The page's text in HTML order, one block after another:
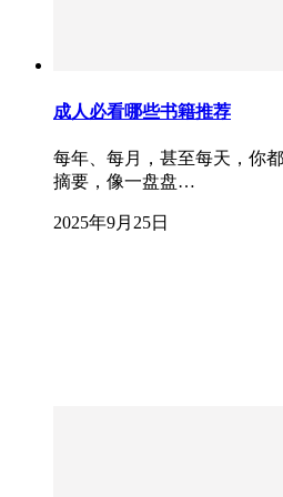
成人必看哪些书籍推荐
每年、每月，甚至每天，你
摘要，像一盘盘…
2025年9月25日